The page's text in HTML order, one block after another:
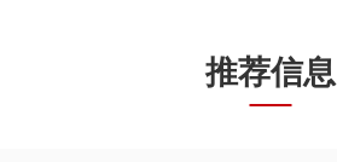
推荐信息